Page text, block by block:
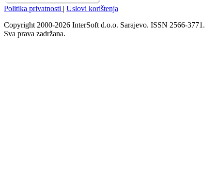
Politika privatnosti | Uslovi korištenja
Copyright 2000-2026 InterSoft d.o.o. Sarajevo. ISSN 2566-3771.
Sva prava zadržana.